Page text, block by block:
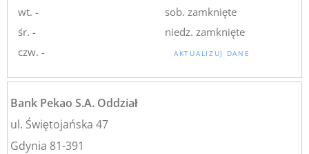
wt. -
śr. -
czw. -
sob. zamknięte
niedz. zamknięte
AKTUALIZUJ DANE
Bank Pekao S.A. Oddział
ul. Świętojańska 47
Gdynia 81-391